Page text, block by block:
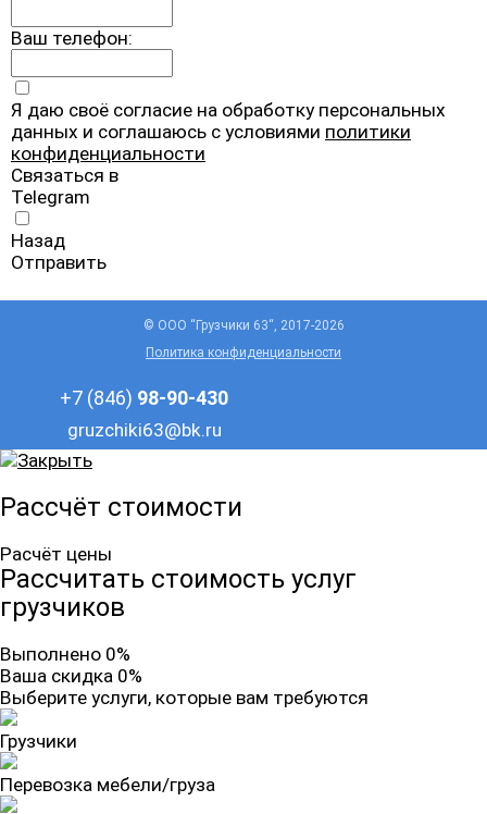
Ваш телефон:
Я даю своё согласие на обработку персональных
данных и соглашаюсь с условиями политики
конфиденциальности
Связаться в
Telegram
Назад
Отправить
© ООО “Грузчики 63“, 2017-2026
Политика конфиденциальности
+7 (846) 98-90-430
gruzchiki63@bk.ru
Рассчёт стоимости
Расчёт цены
Рассчитать стоимость услуг
грузчиков
Выполнено 0%
Ваша скидка 0%
Выберите услуги, которые вам требуются
Грузчики
Перевозка мебели/груза